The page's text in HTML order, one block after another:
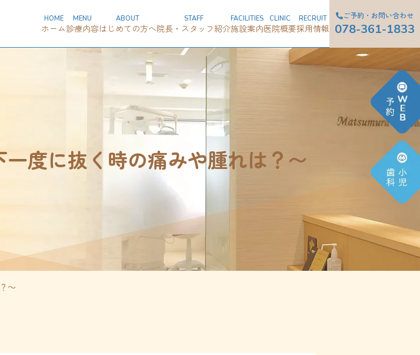
HOME
ホーム
MENU
診療内容
ABOUT
はじめての方へ
STAFF
院長・スタッフ紹介
FACILITIES
施設案内
CLINIC
医院概要
RECRUIT
採用情報
ご予約・お問い合わせ
078-361-1833
度に抜く時の痛みや腫れは？〜
〜